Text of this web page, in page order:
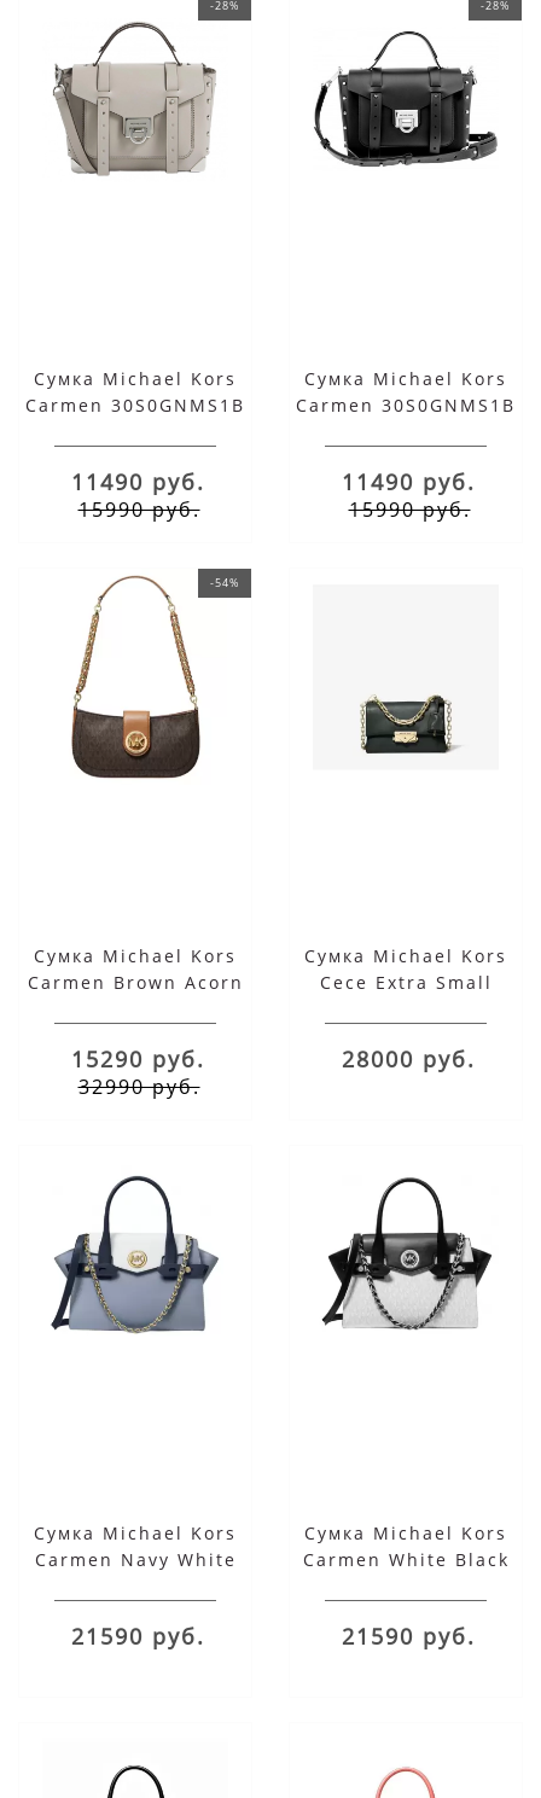
-28%
Сумка Michael Kors
Carmen 30S0GNMS1B
11490 руб.
15990 руб.
-28%
Сумка Michael Kors
Carmen 30S0GNMS1B
11490 руб.
15990 руб.
-54%
Сумка Michael Kors
Carmen Brown Acorn
15290 руб.
32990 руб.
Сумка Michael Kors
Cece Extra Small
28000 руб.
Сумка Michael Kors
Carmen Navy White
21590 руб.
Сумка Michael Kors
Carmen White Black
21590 руб.